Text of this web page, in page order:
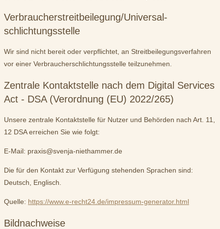
Verbraucher­streit­beilegung/Universal­
schlichtungs­stelle
Wir sind nicht bereit oder verpflichtet, an Streitbeilegungsverfahren
vor einer Verbraucherschlichtungsstelle teilzunehmen.
Zentrale Kontaktstelle nach dem Digital Services
Act - DSA (Verordnung (EU) 2022/265)
Unsere zentrale Kontaktstelle für Nutzer und Behörden nach Art. 11,
12 DSA erreichen Sie wie folgt:
E-Mail: praxis@svenja-niethammer.de
Die für den Kontakt zur Verfügung stehenden Sprachen sind:
Deutsch, Englisch.
Quelle: https://www.e-recht24.de/impressum-generator.html
Bildnachweise